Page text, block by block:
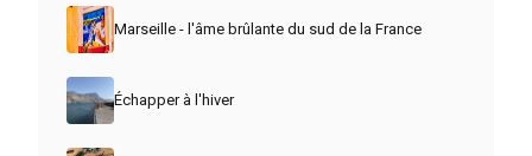
Marseille - l'âme brûlante du sud de la France
Échapper à l'hiver